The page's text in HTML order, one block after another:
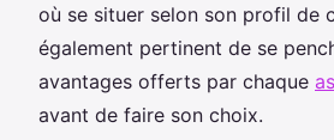
où se situer selon son profil de
également pertinent de se
avantages offerts par chaque
avant de faire son choix.